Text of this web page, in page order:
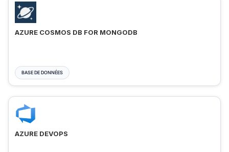
AZURE COSMOS DB FOR MONGODB
BASE DE DONNÉES
AZURE DEVOPS